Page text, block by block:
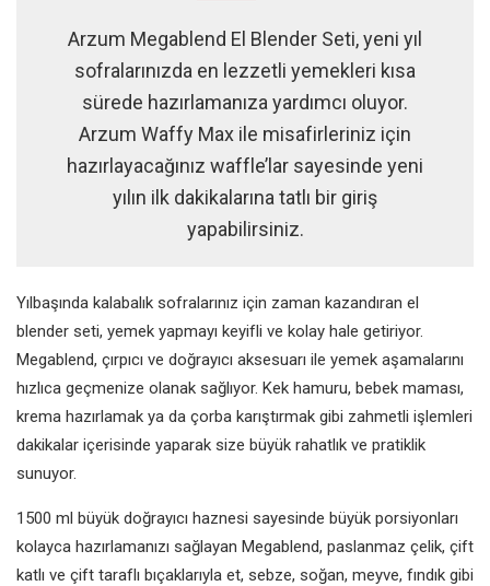
Arzum Megablend El Blender Seti, yeni yıl
sofralarınızda en lezzetli yemekleri kısa
sürede hazırlamanıza yardımcı oluyor.
Arzum Waffy Max ile misafirleriniz için
hazırlayacağınız waffle’lar sayesinde yeni
yılın ilk dakikalarına tatlı bir giriş
yapabilirsiniz.
Yılbaşında kalabalık sofralarınız için zaman kazandıran el
blender seti, yemek yapmayı keyifli ve kolay hale getiriyor.
Megablend, çırpıcı ve doğrayıcı aksesuarı ile yemek aşamalarını
hızlıca geçmenize olanak sağlıyor. Kek hamuru, bebek maması,
krema hazırlamak ya da çorba karıştırmak gibi zahmetli işlemleri
dakikalar içerisinde yaparak size büyük rahatlık ve pratiklik
sunuyor.
1500 ml büyük doğrayıcı haznesi sayesinde büyük porsiyonları
kolayca hazırlamanızı sağlayan Megablend, paslanmaz çelik, çift
katlı ve çift taraflı bıçaklarıyla et, sebze, soğan, meyve, fındık gibi